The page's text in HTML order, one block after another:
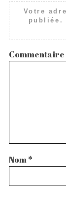
Votre
publiée.
Commentaire
Nom*